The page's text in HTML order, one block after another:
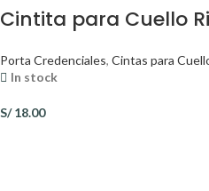
Cintita para Cuello
Porta Credenciales, Cintas para
In stock
S/18.00